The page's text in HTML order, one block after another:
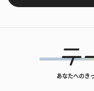
あなたへのき